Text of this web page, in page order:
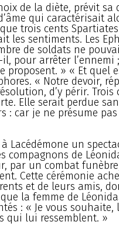
de la diète, prévit sa
qui caractérisait
trois cents
les sentiments. Les
de soldats ne
pour arrêter l’ennemi
proposent. » « Et quel
« Notre devoir,
d’y périr. Trois
Elle serait perdue
: car je ne présume pas
Lacédémone un
compagnons de
par un combat
Cette cérémonie
et de leurs amis,
la femme de
: « Je vous
qui lui ressemblent. »